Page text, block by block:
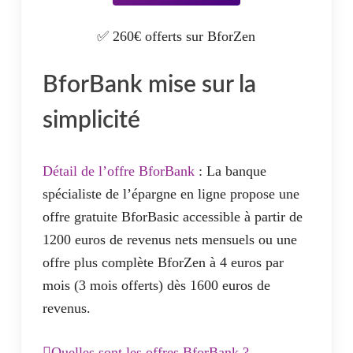
condition de revenus (1800€/mois) ou
d’épargne (10000€).
Facturation 9€/mois en cas de non
Toutes les assurances et assistances de la
carte Gold
Plafonds de paiements et retraits
supérieurs
Carte à débit immédiat ou différé
L’offre World Elite :
immobilier devient la banque principale du
✅ 260€ offerts sur BforZen
BforBank mise sur la
simplicité
Détail de l’offre BforBank: La banque
spécialiste de l’épargne en ligne propose une
offre gratuite BforBasic accessible à partir de
1200 euros de revenus nets mensuels ou une
offre plus complète BforZen à 4 euros par
mois (3 mois offerts) dès 1600 euros de
revenus.